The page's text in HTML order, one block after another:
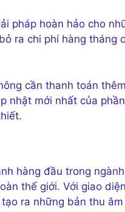
pháp hoàn hảo cho
ra chi phí hàng
cần thanh toán
nhật mới nhất của
hàng đầu trong
thế giới. Với giao
ra những bản thu